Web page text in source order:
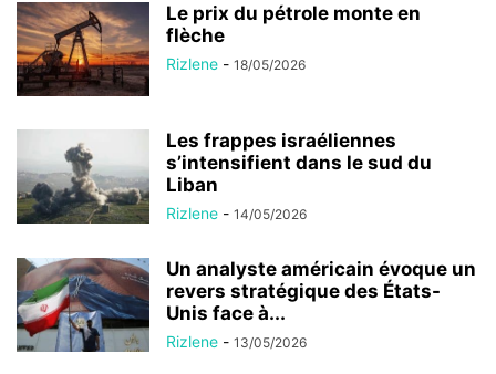
Le prix du pétrole monte en
flèche
Rizlene - 18/05/2026
Les frappes israéliennes
s’intensifient dans le sud du
Liban
Rizlene - 14/05/2026
Un analyste américain évoque un
revers stratégique des États-
Unis face à...
Rizlene - 13/05/2026